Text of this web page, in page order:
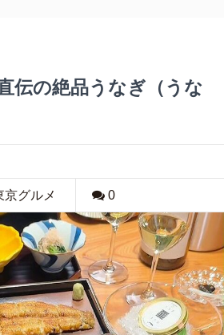
伝の絶品うなぎ（うな
京グルメ 0